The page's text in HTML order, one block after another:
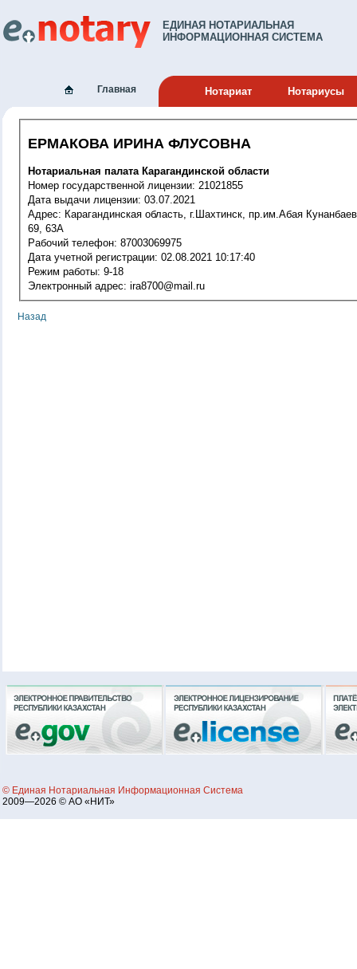
ЕДИНАЯ НОТАРИАЛЬНАЯ
ИНФОРМАЦИОННАЯ СИСТЕМА
Главная Нотариат Нотариусы
ЕРМАКОВА ИРИНА ФЛУСОВНА
Нотариальная палата Карагандинской области
Номер государственной лицензии: 21021855
Дата выдачи лицензии: 03.07.2021
Адрес: Карагандинская область, г.Шахтинск, пр.им.Абая Кунанбаева ,
69, 63А
Рабочий телефон: 87003069975
Дата учетной регистрации: 02.08.2021 10:17:40
Режим работы: 9-18
Электронный адрес: ira8700@mail.ru
Назад
© Единая Нотариальная Информационная Система
2009—2026 © АО «НИТ»